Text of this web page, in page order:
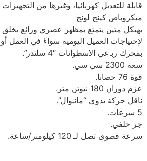
قابلة للتعديل كهربائيا، وغيرها من التجهيزات
ميكروباص كينج لونج
بهيكل متين يتمتع بمظهر عصري ورائع يخلق
لإحتياجات العميل اليومية سواءً في العمل أو
بمحرك رباعي الاسطوانات “4 سلندر”.
سعة 2300 سي سي.
قوة 76 حصانا.
عزم دوران 180 نيوتن متر.
ناقل حركة يدوي “مانيوال”.
5 سرعات.
جر خلفي.
سرعة قصوى تصل لـ 120 كيلومتر/ساعة.